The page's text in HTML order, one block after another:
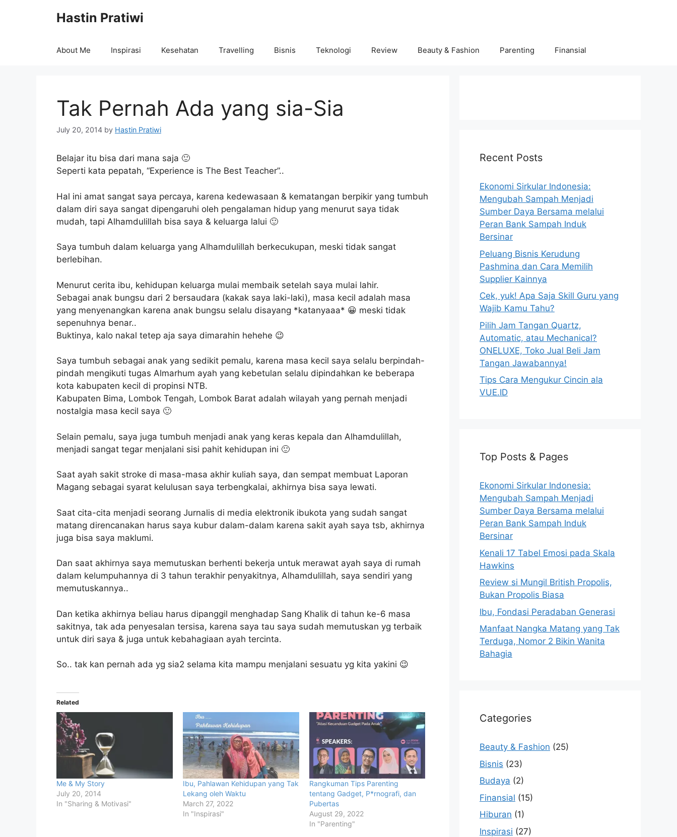
Hastin Pratiwi
About Me Inspirasi Kesehatan Travelling Bisnis Teknologi Review Beauty & Fashion Parenting Finansial
Tak Pernah Ada yang sia-Sia
July 20, 2014 by Hastin Pratiwi
Belajar itu bisa dari mana saja 🙂
Seperti kata pepatah, “Experience is The Best Teacher”..
Hal ini amat sangat saya percaya, karena kedewasaan & kematangan berpikir yang tumbuh
dalam diri saya sangat dipengaruhi oleh pengalaman hidup yang menurut saya tidak
mudah, tapi Alhamdulillah bisa saya & keluarga lalui 🙂
Saya tumbuh dalam keluarga yang Alhamdulillah berkecukupan, meski tidak sangat
berlebihan.
Menurut cerita ibu, kehidupan keluarga mulai membaik setelah saya mulai lahir.
Sebagai anak bungsu dari 2 bersaudara (kakak saya laki-laki), masa kecil adalah masa
yang menyenangkan karena anak bungsu selalu disayang *katanyaaa* 😀 meski tidak
sepenuhnya benar..
Buktinya, kalo nakal tetep aja saya dimarahin hehehe 😉
Saya tumbuh sebagai anak yang sedikit pemalu, karena masa kecil saya selalu berpindah-
pindah mengikuti tugas Almarhum ayah yang kebetulan selalu dipindahkan ke beberapa
kota kabupaten kecil di propinsi NTB.
Kabupaten Bima, Lombok Tengah, Lombok Barat adalah wilayah yang pernah menjadi
nostalgia masa kecil saya 🙂
Selain pemalu, saya juga tumbuh menjadi anak yang keras kepala dan Alhamdulillah,
menjadi sangat tegar menjalani sisi pahit kehidupan ini 🙂
Saat ayah sakit stroke di masa-masa akhir kuliah saya, dan sempat membuat Laporan
Magang sebagai syarat kelulusan saya terbengkalai, akhirnya bisa saya lewati.
Saat cita-cita menjadi seorang Jurnalis di media elektronik ibukota yang sudah sangat
matang direncanakan harus saya kubur dalam-dalam karena sakit ayah saya tsb, akhirnya
juga bisa saya maklumi.
Dan saat akhirnya saya memutuskan berhenti bekerja untuk merawat ayah saya di rumah
dalam kelumpuhannya di 3 tahun terakhir penyakitnya, Alhamdulillah, saya sendiri yang
memutuskannya..
Dan ketika akhirnya beliau harus dipanggil menghadap Sang Khalik di tahun ke-6 masa
sakitnya, tak ada penyesalan tersisa, karena saya tau saya sudah memutuskan yg terbaik
untuk diri saya & juga untuk kebahagiaan ayah tercinta.
So.. tak kan pernah ada yg sia2 selama kita mampu menjalani sesuatu yg kita yakini 😉
Related
Me & My Story
July 20, 2014
In "Sharing & Motivasi"
Ibu, Pahlawan Kehidupan yang Tak
Lekang oleh Waktu
March 27, 2022
In "Inspirasi"
Rangkuman Tips Parenting
tentang Gadget, P*rnografi, dan
Pubertas
August 29, 2022
In "Parenting"
Recent Posts
Ekonomi Sirkular Indonesia:
Mengubah Sampah Menjadi
Sumber Daya Bersama melalui
Peran Bank Sampah Induk
Bersinar
Peluang Bisnis Kerudung
Pashmina dan Cara Memilih
Supplier Kainnya
Cek, yuk! Apa Saja Skill Guru yang
Wajib Kamu Tahu?
Pilih Jam Tangan Quartz,
Automatic, atau Mechanical?
ONELUXE, Toko Jual Beli Jam
Tangan Jawabannya!
Tips Cara Mengukur Cincin ala
VUE.ID
Top Posts & Pages
Ekonomi Sirkular Indonesia:
Mengubah Sampah Menjadi
Sumber Daya Bersama melalui
Peran Bank Sampah Induk
Bersinar
Kenali 17 Tabel Emosi pada Skala
Hawkins
Review si Mungil British Propolis,
Bukan Propolis Biasa
Ibu, Fondasi Peradaban Generasi
Manfaat Nangka Matang yang Tak
Terduga, Nomor 2 Bikin Wanita
Bahagia
Categories
Beauty & Fashion (25)
Bisnis (23)
Budaya (2)
Finansial (15)
Hiburan (1)
Inspirasi (27)